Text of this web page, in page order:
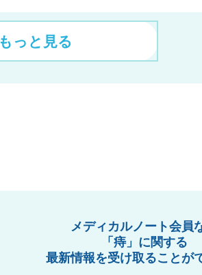
もっと見る
メディカルノート会員
「痔」に関する
最新情報を受け取ることが